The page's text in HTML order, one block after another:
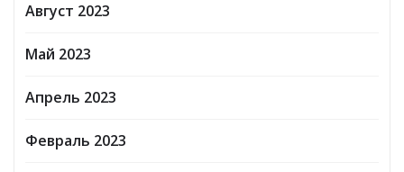
Август 2023
Май 2023
Апрель 2023
Февраль 2023